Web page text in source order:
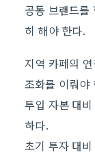
공동 브랜드를
히 해야 한다.
지역 카페의
조화를 이뤄야
투입 자본 대
하다.
초기 투자 대